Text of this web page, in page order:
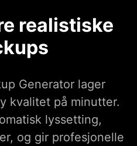
realistiske
Generator lager
kvalitet på minutter.
lyssetting,
og gir profesjonelle